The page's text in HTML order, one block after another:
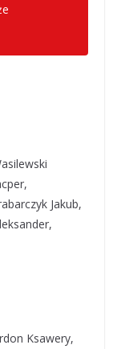
Jakub,
Ksawery,